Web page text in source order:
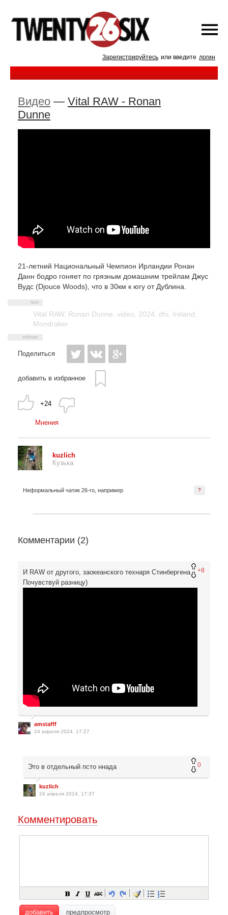
Зарегистрируйтесь или введите логин
Видео — Vital RAW - Ronan
Dunne
21-летний Национальный Чемпион Ирландии Ронан
Данн бодро гоняет по грязным домашним трейлам Джус
Вудс (Djouce Woods), что в 30км к югу от Дублина.
Vital RAW, Ronan Dunne video 2024 dhi Ireland
Mondraker
Поделиться
добавить в избранное
+24
Мнения
kuzlich
Кузька
?
Неформальный чатик 26-го, например
Комментарии (2)
+8
И RAW от другого, заокеанского технаря Стинбергена.
Почувствуй разницу)
amstafff
24 апреля 2024, 17:27
0
Это в отдельный псто ннада
kuzlich
24 апреля 2024, 17:37
Комментировать
добавить предпросмотр